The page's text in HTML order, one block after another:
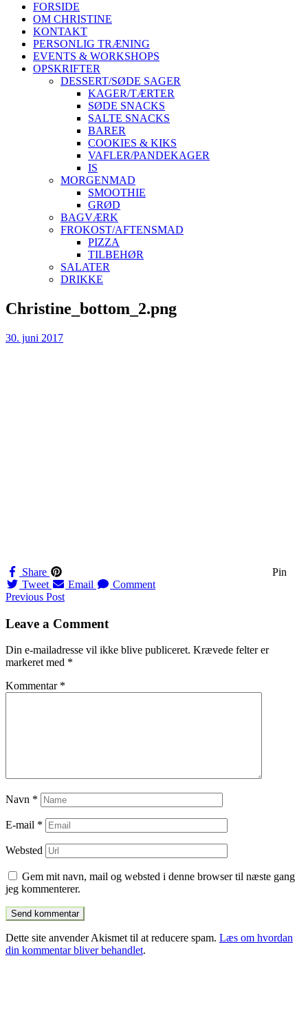
FORSIDE
OM CHRISTINE
KONTAKT
PERSONLIG TRÆNING
EVENTS & WORKSHOPS
OPSKRIFTER
DESSERT/SØDE SAGER
KAGER/TÆRTER
SØDE SNACKS
SALTE SNACKS
BARER
COOKIES & KIKS
VAFLER/PANDEKAGER
IS
MORGENMAD
SMOOTHIE
GRØD
BAGVÆRK
FROKOST/AFTENSMAD
PIZZA
TILBEHØR
SALATER
DRIKKE
Skip
to
Christine_bottom_2.png
30. juni 2017
Share
Pin
Tweet
Email Comment
Navigation
til
Previous Post
Leave a Comment
Din e-mailadresse vil ikke blive publiceret. Krævede felter er
markeret med *
Kommentar *
Navn *
E-mail *
Websted
Gem mit navn, mail og websted i denne browser til næste gang
jeg kommenterer.
Dette site anvender Akismet til at reducere spam. Læs om hvordan
din kommentar bliver behandlet.